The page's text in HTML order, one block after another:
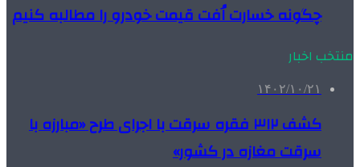
چگونه خسارت اُفت قیمت خودرو را مطالبه کنیم
منتخب اخبار
۱۴۰۲/۱۰/۲۱
کشف ۳۱۲ فقره سرقت با اجرای طرح «مبارزه با
سرقت مغازه در کشور»